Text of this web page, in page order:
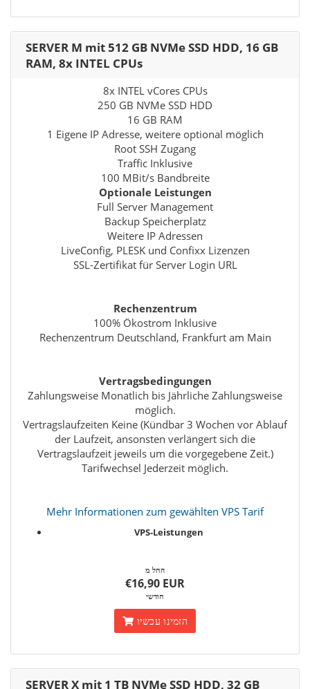
SERVER M mit 512 GB NVMe SSD HDD, 16 GB
RAM, 8x INTEL CPUs
8x INTEL vCores CPUs
250 GB NVMe SSD HDD
16 GB RAM
1 Eigene IP Adresse, weitere optional möglich
Root SSH Zugang
Traffic Inklusive
100 MBit/s Bandbreite
Optionale Leistungen
Full Server Management
Backup Speicherplatz
Weitere IP Adressen
LiveConfig, PLESK und Confixx Lizenzen
SSL-Zertifikat für Server Login URL
Rechenzentrum
100% Ökostrom Inklusive
Rechenzentrum Deutschland, Frankfurt am Main
Vertragsbedingungen
Zahlungsweise Monatlich bis Jährliche Zahlungsweise
möglich.
Vertragslaufzeiten Keine (Kündbar 3 Wochen vor Ablauf
der Laufzeit, ansonsten verlängert sich die
Vertragslaufzeit jeweils um die vorgegebene Zeit.)
Tarifwechsel Jederzeit möglich.
Mehr Informationen zum gewählten VPS Tarif
VPS-Leistungen
החל מ
€16,90 EUR
חודשי
הזמינו עכשיו
SERVER X mit 1 TB NVMe SSD HDD, 32 GB